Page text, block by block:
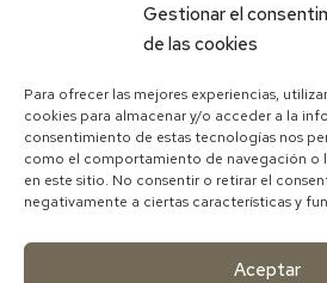
Gestionar el
de las cookies
Para ofrecer las mejores experiencias,
cookies para almacenar y/o acceder a la
consentimiento de estas tecnologías nos
como el comportamiento de navegación o
en este sitio. No consentir o retirar el
negativamente a ciertas características y
Aceptar